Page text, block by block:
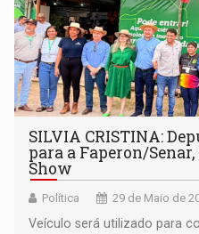
SILVIA CRISTINA:
para a Faperon/
Show
Política 29 de Maio de
Veículo será utilizado para